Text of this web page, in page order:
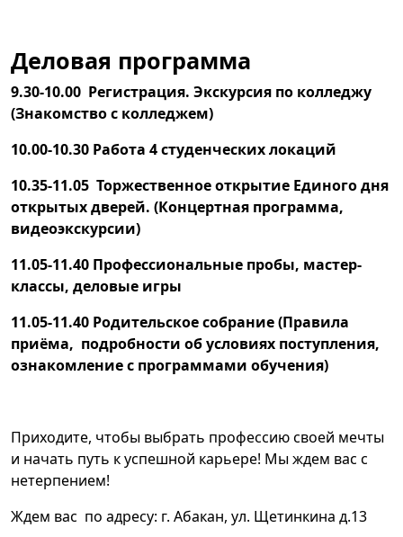
Деловая программа
9.30-10.00 Регистрация. Экскурсия по колледжу
(Знакомство с колледжем)
10.00-10.30 Работа 4 студенческих локаций
10.35-11.05 Торжественное открытие Единого дня
открытых дверей. (Концертная программа,
видеоэкскурсии)
11.05-11.40 Профессиональные пробы, мастер-
классы, деловые игры
11.05-11.40 Родительское собрание (Правила
приёма, подробности об условиях поступления,
ознакомление с программами обучения)
Приходите, чтобы выбрать профессию своей мечты
и начать путь к успешной карьере! Мы ждем вас с
нетерпением!
Ждем вас по адресу: г. Абакан, ул. Щетинкина д.13